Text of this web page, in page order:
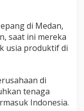
di Medan,
saat ini mereka
usia produktif di
di
tenaga
Indonesia.